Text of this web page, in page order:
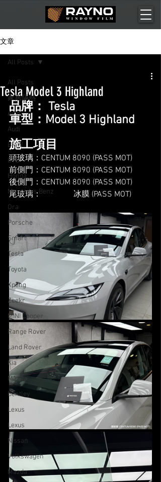
文章
All Posts
家居隔熱
Aion
Audi
BMW
BYD
Honda
Mercedes Benz
Ora
Porsche
Smart
Tesla
Toyota
Xpeng
Zeekr
MINI Cooper
Range Rover
Land Rover
Kia
Mazda
Bentley
Lexus
Lexus
Nissan
Volkswagen
Mazda
All Posts
Tesla Model 3 Highland
品牌： Tesla
車型：Model 3 Highland
施工項目
頭玻璃：CENTUM 8090 (PASS MOT)
前側門：CENTUM 8090 (PASS MOT)
後側門：CENTUM 8090 (PASS MOT)
尾玻璃：                冰膜 (PASS MOT)